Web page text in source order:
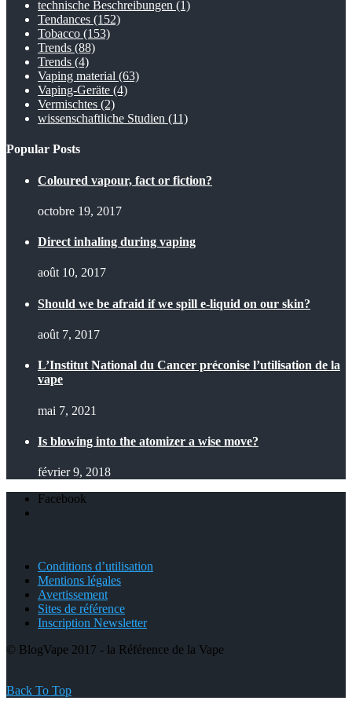
technische Beschreibungen (1)
Tendances (152)
Tobacco (153)
Trends (88)
Trends (4)
Vaping material (63)
Vaping-Geräte (4)
Vermischtes (2)
wissenschaftliche Studien (11)
Popular Posts
Coloured vapour, fact or fiction?
octobre 19, 2017
Direct inhaling during vaping
août 10, 2017
Should we be afraid if we spill e-liquid on our skin?
août 7, 2017
L’Institut National du Cancer préconise l’utilisation de la
vape
mai 7, 2021
Is blowing into the atomizer a wise move?
février 9, 2018
Facebook
Conditions d’utilisation
Mentions légales
Avertissement
Sites de référence
Inscription Newsletter
© BlogVape 2017 - la Référence de la Vape
Back To Top